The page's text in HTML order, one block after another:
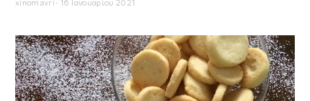
xinomavri · 16 Ιανουαρίου 2021